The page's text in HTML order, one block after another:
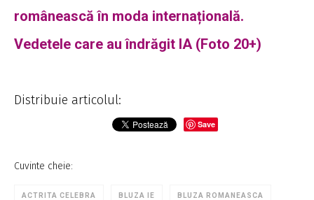
românească în moda internațională.
Vedetele care au îndrăgit IA (Foto 20+)
Distribuie articolul:
Save
Cuvinte cheie:
ACTRITA CELEBRA BLUZA IE BLUZA ROMANEASCA